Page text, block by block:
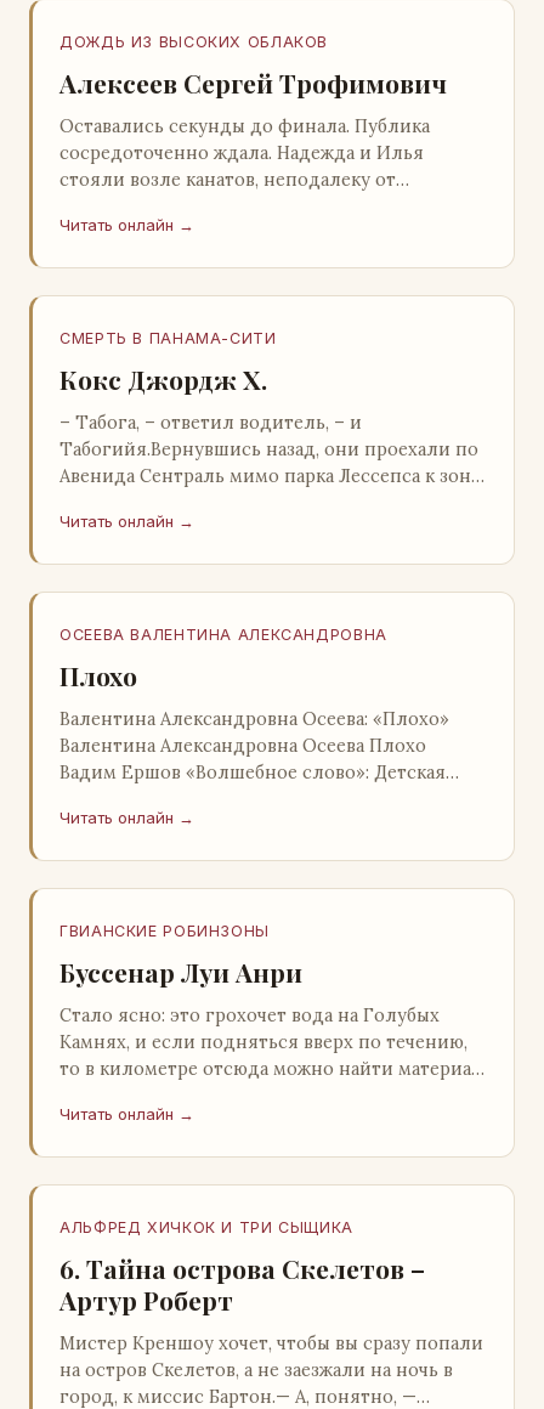
ДОЖДЬ ИЗ ВЫСОКИХ ОБЛАКОВ
Алексеев Сергей Трофимович
Оставались секунды до финала. Публика
сосредоточенно ждала. Надежда и Илья
стояли возле канатов, неподалеку от
прочей публики, …
Читать онлайн →
СМЕРТЬ В ПАНАМА-СИТИ
Кокс Джордж Х.
– Табога, – ответил водитель, – и
Табогийя.Вернувшись назад, они проехали по
Авенида Сентраль мимо парка Лессепса к зоне
отель…
Читать онлайн →
ОСЕЕВА ВАЛЕНТИНА АЛЕКСАНДРОВНА
Плохо
Валентина Александровна Осеева: «Плохо»
Валентина Александровна Осеева Плохо
Вадим Ершов «Волшебное слово»: Детская
Александровна ОСЕЕВ…
Читать онлайн →
ГВИАНСКИЕ РОБИНЗОНЫ
Буссенар Луи Анри
Стало ясно: это грохочет вода на Голубых
Камнях, и если подняться вверх по течению,
то в километре отсюда можно найти материал
крас…
Читать онлайн →
АЛЬФРЕД ХИЧКОК И ТРИ СЫЩИКА
6. Тайна острова Скелетов –
Артур Роберт
Мистер Креншоу хочет, чтобы вы сразу попали
на остров Скелетов, а не заезжали на ночь в
город, к миссис Бартон.— А, понятно, —